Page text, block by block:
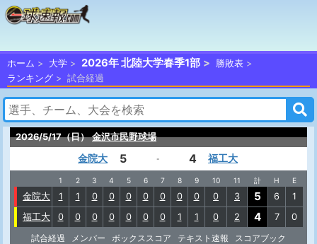
ホーム 大学 2026年 北陸大学春季1部
勝敗表
ランキング
試合経過
2026/5/17（日） 金沢市民野球場
金院大 5 - 4 福工大
1 2 3 4 5 6 7 8 9 10 11 計 H E
金院大 1 1 0 0 0 0 0 0 0 0 3 5 6
1
福工大
0 0 0 0 0 0 0 1 1 0 2 4 7
0
試合経過
メンバー ボックススコア テキスト速報
スコアブック